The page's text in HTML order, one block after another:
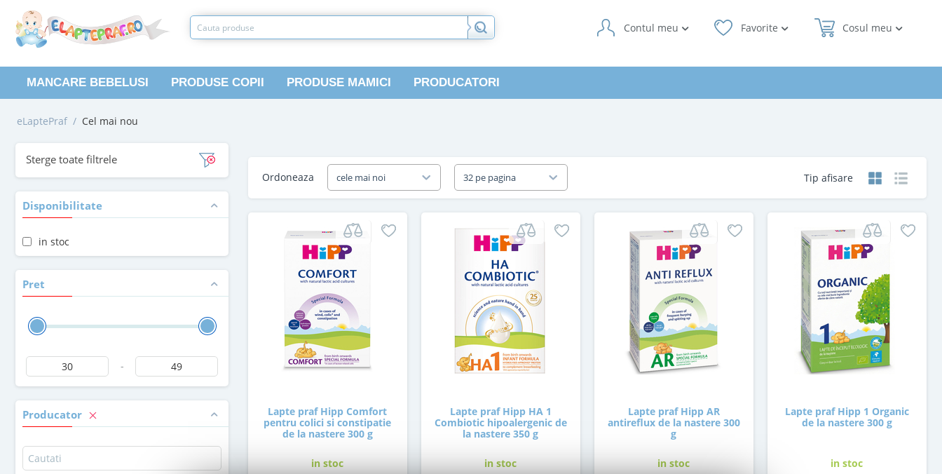
Cosul meu
Favorite
Contul meu
MANCARE BEBELUSI PRODUSE COPII PRODUSE MAMICI PRODUCATORI
eLaptePraf / Cel mai nou
Sterge toate filtrele
Disponibilitate
in stoc
Pret
-
Producator
Tip afisare
Ordoneaza cele mai noi 32 pe pagina
Lapte praf Hipp Comfort
pentru colici si constipatie
de la nastere 300 g
in stoc
Lapte praf Hipp HA 1
Combiotic hipoalergenic de
la nastere 350 g
in stoc
Lapte praf Hipp AR
antireflux de la nastere 300
g
in stoc
Lapte praf Hipp 1 Organic
de la nastere 300 g
in stoc